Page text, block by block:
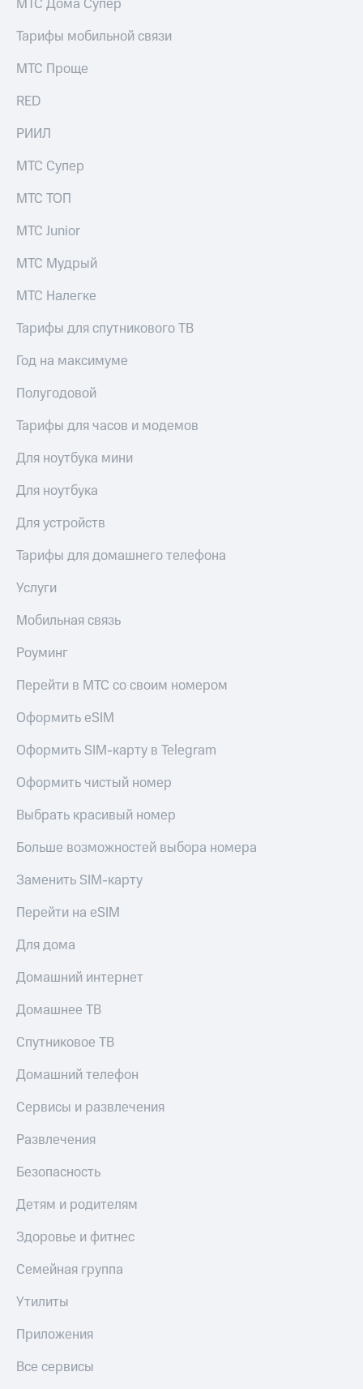
МТС Дома Супер
Тарифы мобильной связи
МТС Проще
RED
РИИЛ
МТС Супер
МТС ТОП
МТС Junior
МТС Мудрый
МТС Налегке
Тарифы для спутникового ТВ
Год на максимуме
Полугодовой
Тарифы для часов и модемов
Для ноутбука мини
Для ноутбука
Для устройств
Тарифы для домашнего телефона
Услуги
Мобильная связь
Роуминг
Перейти в МТС со своим номером
Оформить eSIM
Оформить SIM-карту в Telegram
Оформить чистый номер
Выбрать красивый номер
Больше возможностей выбора номера
Заменить SIM-карту
Перейти на eSIM
Для дома
Домашний интернет
Домашнее ТВ
Спутниковое ТВ
Домашний телефон
Сервисы и развлечения
Развлечения
Безопасность
Детям и родителям
Здоровье и фитнес
Семейная группа
Утилиты
Приложения
Все сервисы